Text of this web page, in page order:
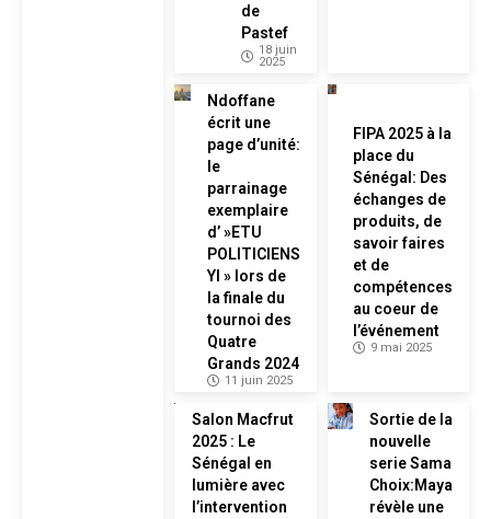
de
Pastef
18 juin
2025
Ndoffane
écrit une
page d’unité:
le
parrainage
exemplaire
d’ »ETU
POLITICIENS
YI » lors de
la finale du
tournoi des
Quatre
Grands 2024
11 juin 2025
FIPA 2025 à la
place du
Sénégal: Des
échanges de
produits, de
savoir faires
et de
compétences
au coeur de
l’événement
9 mai 2025
Salon Macfrut
2025 : Le
Sénégal en
lumière avec
l’intervention
Sortie de la
nouvelle
serie Sama
Choix:Maya
révèle une